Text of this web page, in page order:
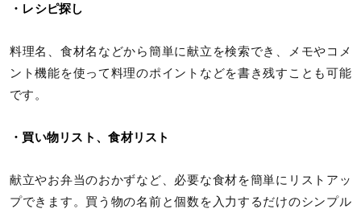
・レシピ探し
料理名、食材名などから簡単に献立を検索でき、メモやコメ
ント機能を使って料理のポイントなどを書き残すことも可能
です。
・買い物リスト、食材リスト
献立やお弁当のおかずなど、必要な食材を簡単にリストアッ
プできます。買う物の名前と個数を入力するだけのシンプル